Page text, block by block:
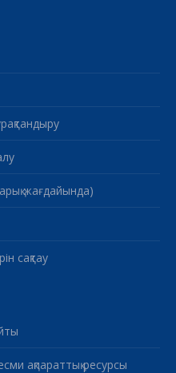
жағдайында)
сақтау
ақпараттық ресурсы